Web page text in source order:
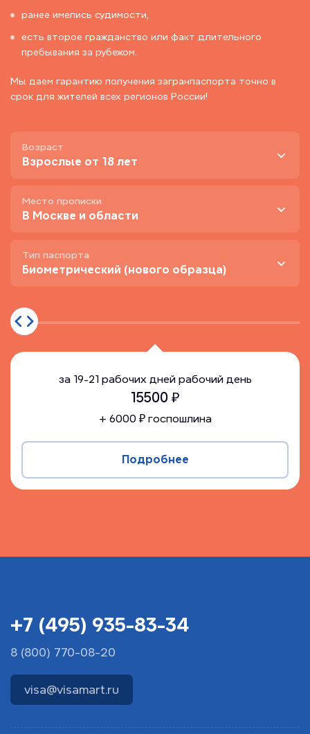
ранее имелись судимости,
есть второе гражданство или факт длительного
пребывания за рубежом.
Мы даем гарантию получения загранпаспорта точно в
срок для жителей всех регионов России!
Возраст
Взрослые от 18 лет
Место прописки
В Москве и области
Тип паспорта
Биометрический (нового образца)
за 19-21 рабочих днейрабочий день
15500₽
+ 6000₽ госпошлина
Подробнее
+7 (495) 935-83-34
8 (800) 770-08-20
visa@visamart.ru